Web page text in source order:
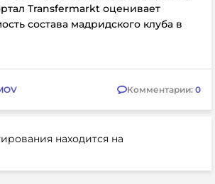
Transfermarkt оценивает
состава мадридского клуба в
Комментарии: 0
находится на